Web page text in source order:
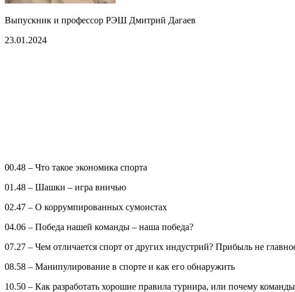
Выпускник и профессор РЭШ Дмитрий Дагаев
23.01.2024
00.48 – Что такое экономика спорта
01.48 – Шашки – игра вничью
02.47 – О коррумпированных сумоистах
04.06 – Победа нашей команды – наша победа?
07.27 – Чем отличается спорт от других индустрий? Прибыль не
08.58 – Манипулирование в спорте и как его обнаружить
10.50 – Как разработать хорошие правила турнира, или почему